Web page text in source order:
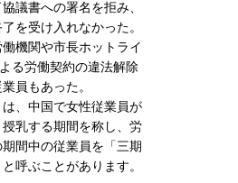
議書への署名を拒み、
を受け入れなかった。
機関や市長ホットライ
る労働契約の違法解除
員もあった。
、中国で女性従業員が
乳する期間を称し、労
間中の従業員を「三期
呼ぶことがあります。